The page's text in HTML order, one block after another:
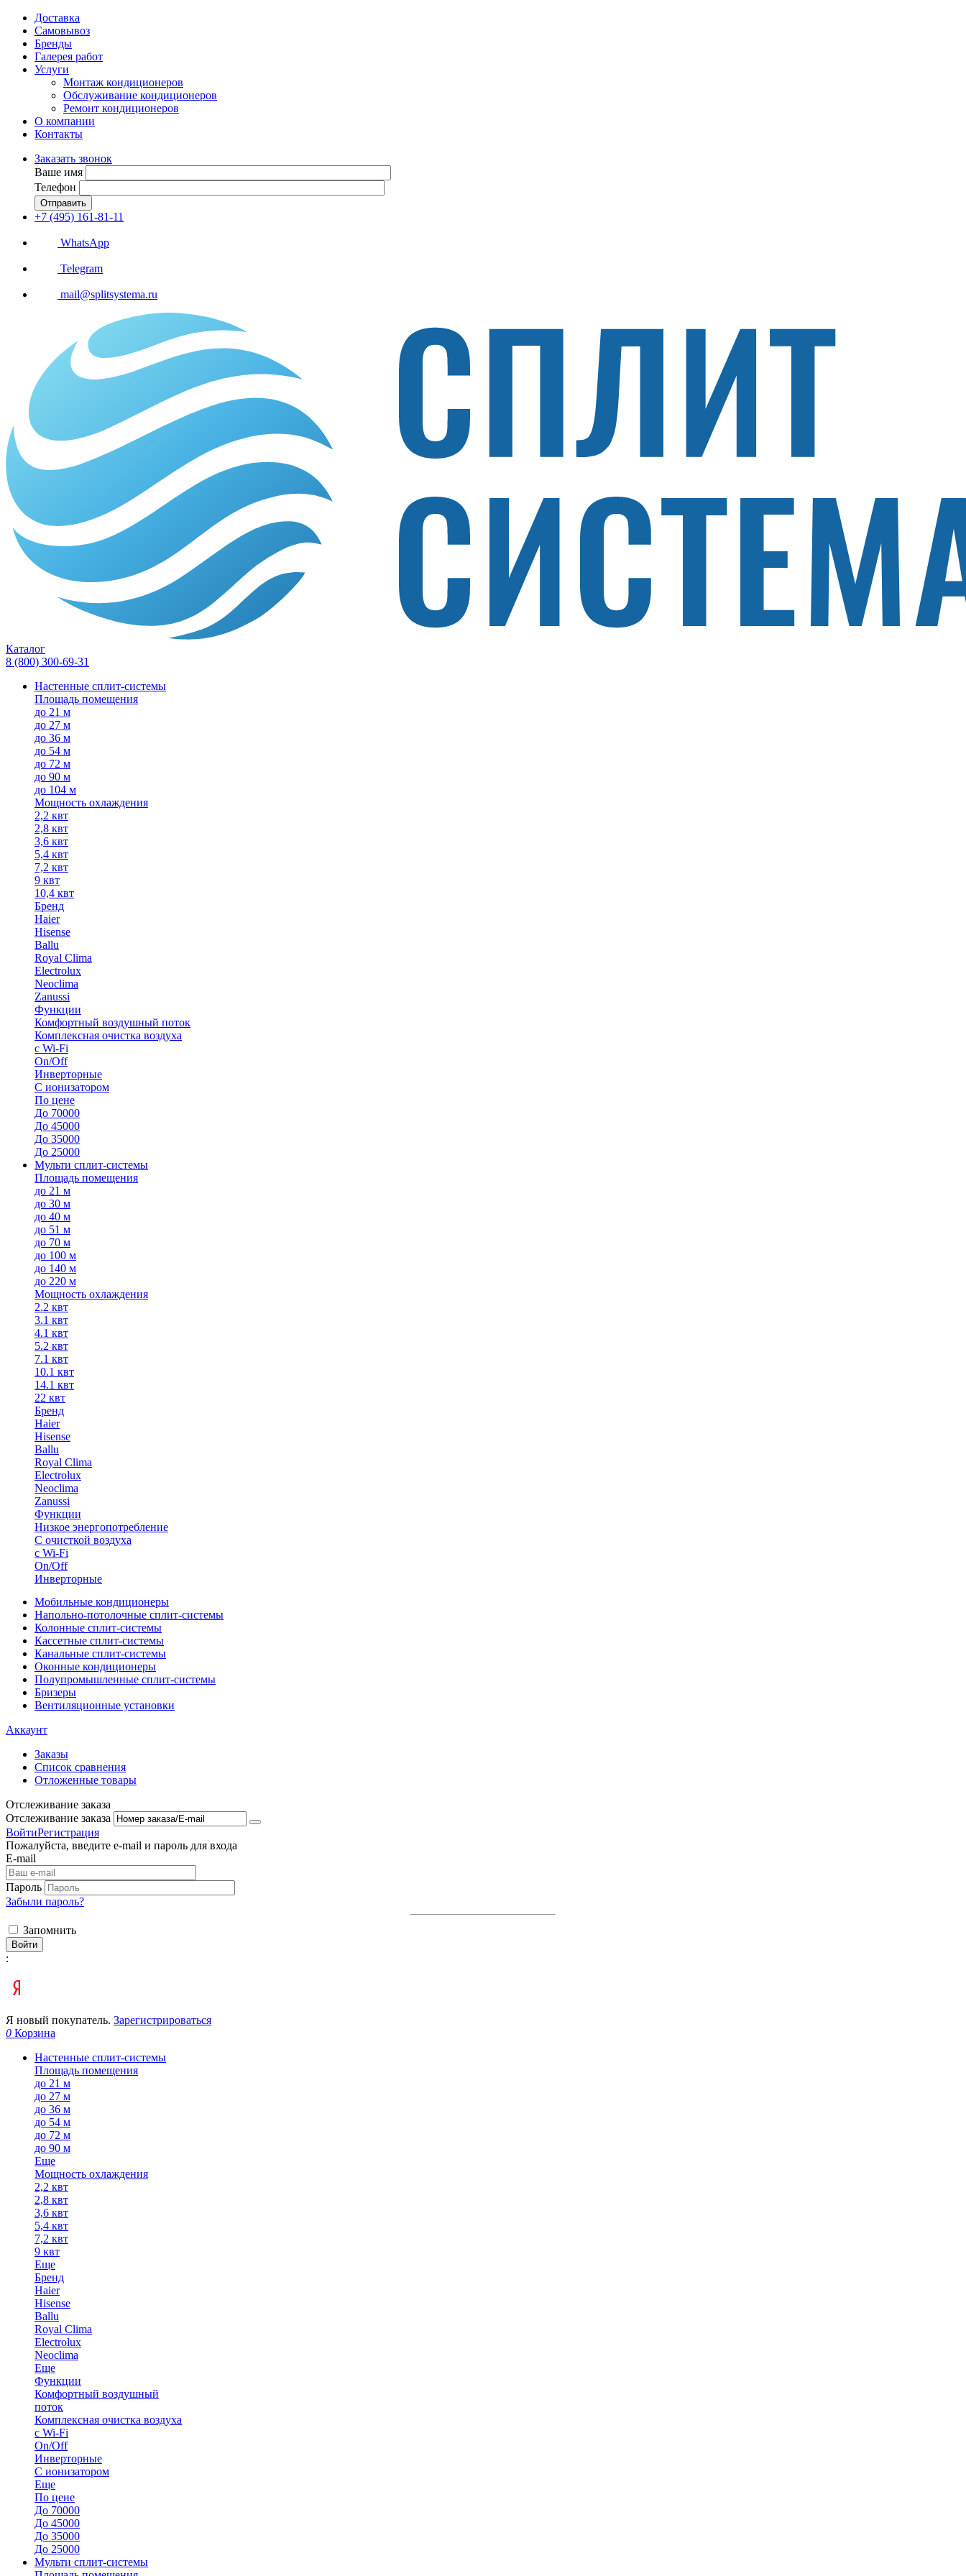
Доставка
Самовывоз
Бренды
Галерея работ
Услуги
Монтаж кондиционеров
Обслуживание кондиционеров
Ремонт кондиционеров
О компании
Контакты
Заказать звонок
Ваше имя
Телефон
Отправить
+7 (495) 161-81-11
WhatsApp
Telegram
mail@splitsystema.ru
Каталог
8 (800) 300-69-31
Настенные сплит-системы
Площадь помещения
до 21 м
до 27 м
до 36 м
до 54 м
до 72 м
до 90 м
до 104 м
Мощность охлаждения
2,2 квт
2,8 квт
3,6 квт
5,4 квт
7,2 квт
9 квт
10,4 квт
Бренд
Haier
Hisense
Ballu
Royal Clima
Electrolux
Neoclima
Zanussi
Функции
Комфортный воздушный поток
Комплексная очистка воздуха
с Wi-Fi
On/Off
Инверторные
С ионизатором
По цене
До 70000
До 45000
До 35000
До 25000
Мульти сплит-системы
Площадь помещения
до 21 м
до 30 м
до 40 м
до 51 м
до 70 м
до 100 м
до 140 м
до 220 м
Мощность охлаждения
2.2 квт
3.1 квт
4.1 квт
5.2 квт
7.1 квт
10.1 квт
14.1 квт
22 квт
Бренд
Haier
Hisense
Ballu
Royal Clima
Electrolux
Neoclima
Zanussi
Функции
Низкое энергопотребление
С очисткой воздуха
с Wi-Fi
On/Off
Инверторные
Мобильные кондиционеры
Напольно-потолоч​ные ​сплит-системы
Колонные ​​сплит-системы
Кассетные сплит-системы
Канальные сплит-системы
Оконные кондиционеры
Полупромышленные сплит-системы
Бризеры
Вентиляционные установки
Аккаунт
Заказы
Список сравнения
Отложенные товары
Отслеживание заказа
Отслеживание заказа
ВойтиРегистрация
Пожалуйста, введите e-mail и пароль для входа
E-mail
Пароль
Забыли пароль?
Запомнить
Войти
:
Я новый покупатель. Зарегистрироваться
0 Корзина
Настенные сплит-системы
Площадь помещения
до 21 м
до 27 м
до 36 м
до 54 м
до 72 м
до 90 м
Еще
Мощность охлаждения
2,2 квт
2,8 квт
3,6 квт
5,4 квт
7,2 квт
9 квт
Еще
Бренд
Haier
Hisense
Ballu
Royal Clima
Electrolux
Neoclima
Еще
Функции
Комфортный воздушный
поток
Комплексная очистка воздуха
с Wi-Fi
On/Off
Инверторные
С ионизатором
Еще
По цене
До 70000
До 45000
До 35000
До 25000
Мульти сплит-системы